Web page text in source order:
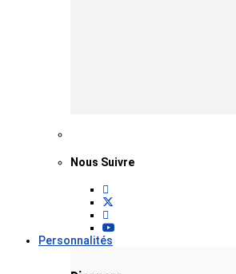
Nous Suivre
Personnalités